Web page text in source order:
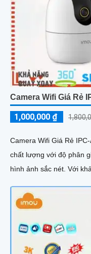
Camera Wifi Giá Rẻ
1,000,000 ₫
Camera Wifi Giá Rẻ
chất lượng với độ phân
hình ảnh